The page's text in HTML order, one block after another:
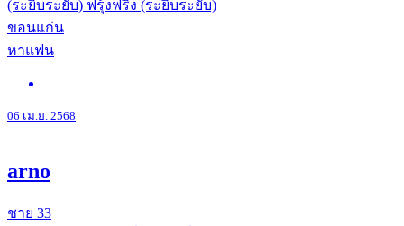
(ระยิบระยับ) ฟรุ้งฟริ้ง (ระยิบระยับ)
ขอนแก่น
หาแฟน
06 เม.ย. 2568
arno
ชาย 33